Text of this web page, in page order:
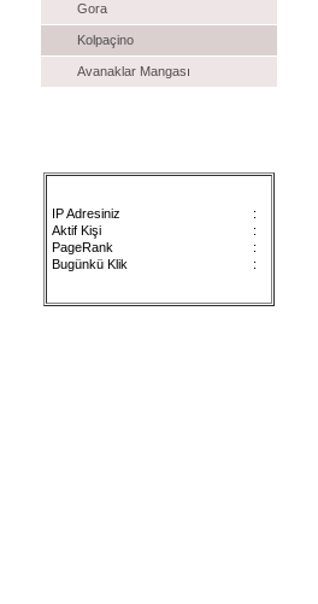
Gora
Kolpaçino
Avanaklar Mangası
IP Adresiniz
:
Aktif Kişi
:
PageRank
:
Bugünkü Klik
: